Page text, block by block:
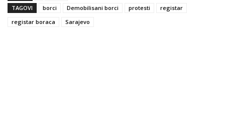
TAGOVI
borci Demobilisani borci protesti
registar
registar boraca
Sarajevo